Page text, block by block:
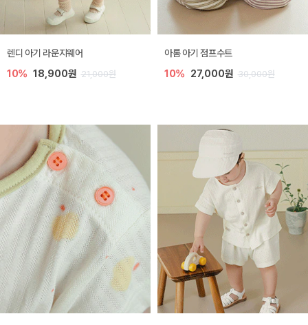
렌디 아기 라운지웨어
10% 18,900원 21,000원
아롬 아기 점프수트
10% 27,000원 30,000원